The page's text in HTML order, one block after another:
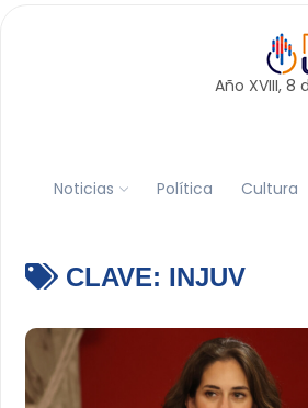
Año XVIII, 8
Noticias Política Cultura
CLAVE: INJUV